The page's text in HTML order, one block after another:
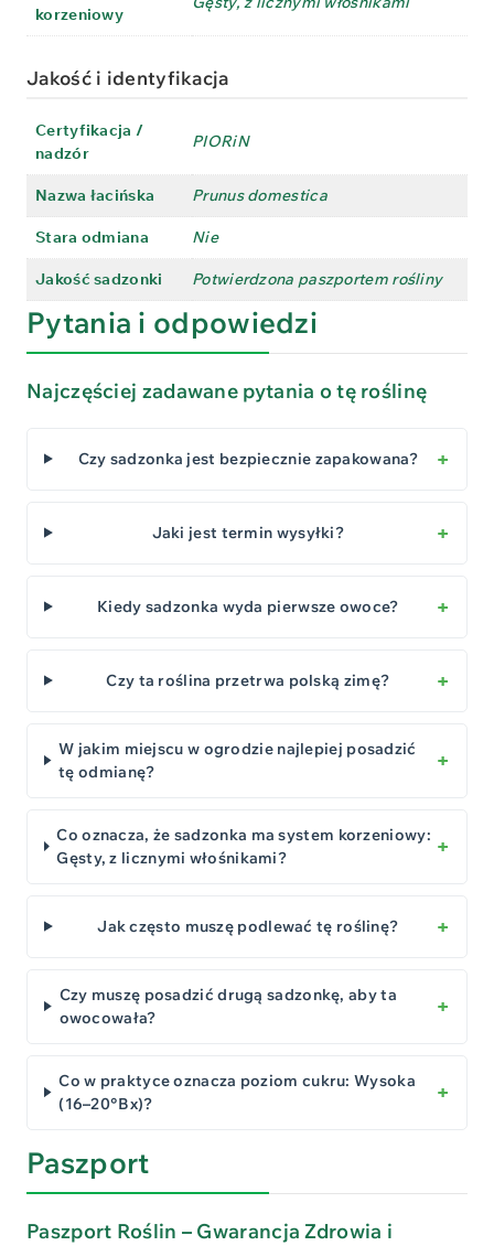
korzeniowy
Jakość i identyfikacja
Certyfikacja /
nadzór
PIORiN
Nazwa łacińska Prunus domestica
Stara odmiana Nie
Jakość sadzonki Potwierdzona paszportem rośliny
Pytania i odpowiedzi
Najczęściej zadawane pytania o tę roślinę
Czy sadzonka jest bezpiecznie zapakowana?
Jaki jest termin wysyłki?
Kiedy sadzonka wyda pierwsze owoce?
Czy ta roślina przetrwa polską zimę?
W jakim miejscu w ogrodzie najlepiej posadzić
tę odmianę?
Co oznacza, że sadzonka ma system korzeniowy:
Gęsty, z licznymi włośnikami?
Jak często muszę podlewać tę roślinę?
Czy muszę posadzić drugą sadzonkę, aby ta
owocowała?
Co w praktyce oznacza poziom cukru: Wysoka
(16–20°Bx)?
Paszport
Paszport Roślin – Gwarancja Zdrowia i